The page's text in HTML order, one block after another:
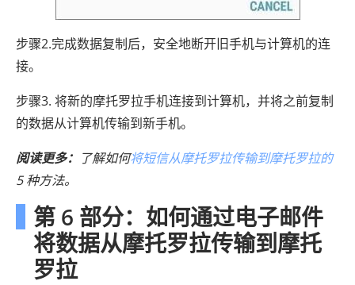
步骤2.完成数据复制后，安全地断开旧手机与计算机的连
接。
步骤3. 将新的摩托罗拉手机连接到计算机，并将之前复制
的数据从计算机传输到新手机。
阅读更多： 了解如何将短信从摩托罗拉传输到摩托罗拉的
5 种方法。
第 6 部分：如何通过电子邮件
将数据从摩托罗拉传输到摩托
罗拉